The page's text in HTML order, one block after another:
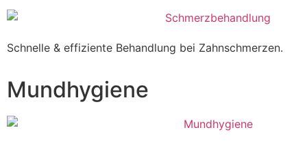
Schnelle & effiziente Behandlung bei Zahnschmerzen.
Mundhygiene